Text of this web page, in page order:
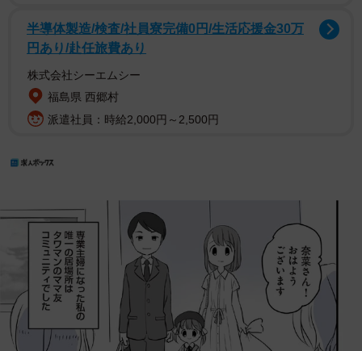
半導体製造/検査/社員寮完備0円/生活応援金30万
円あり/赴任旅費あり
株式会社シーエムシー
福島県 西郷村
派遣社員：時給2,000円～2,500円